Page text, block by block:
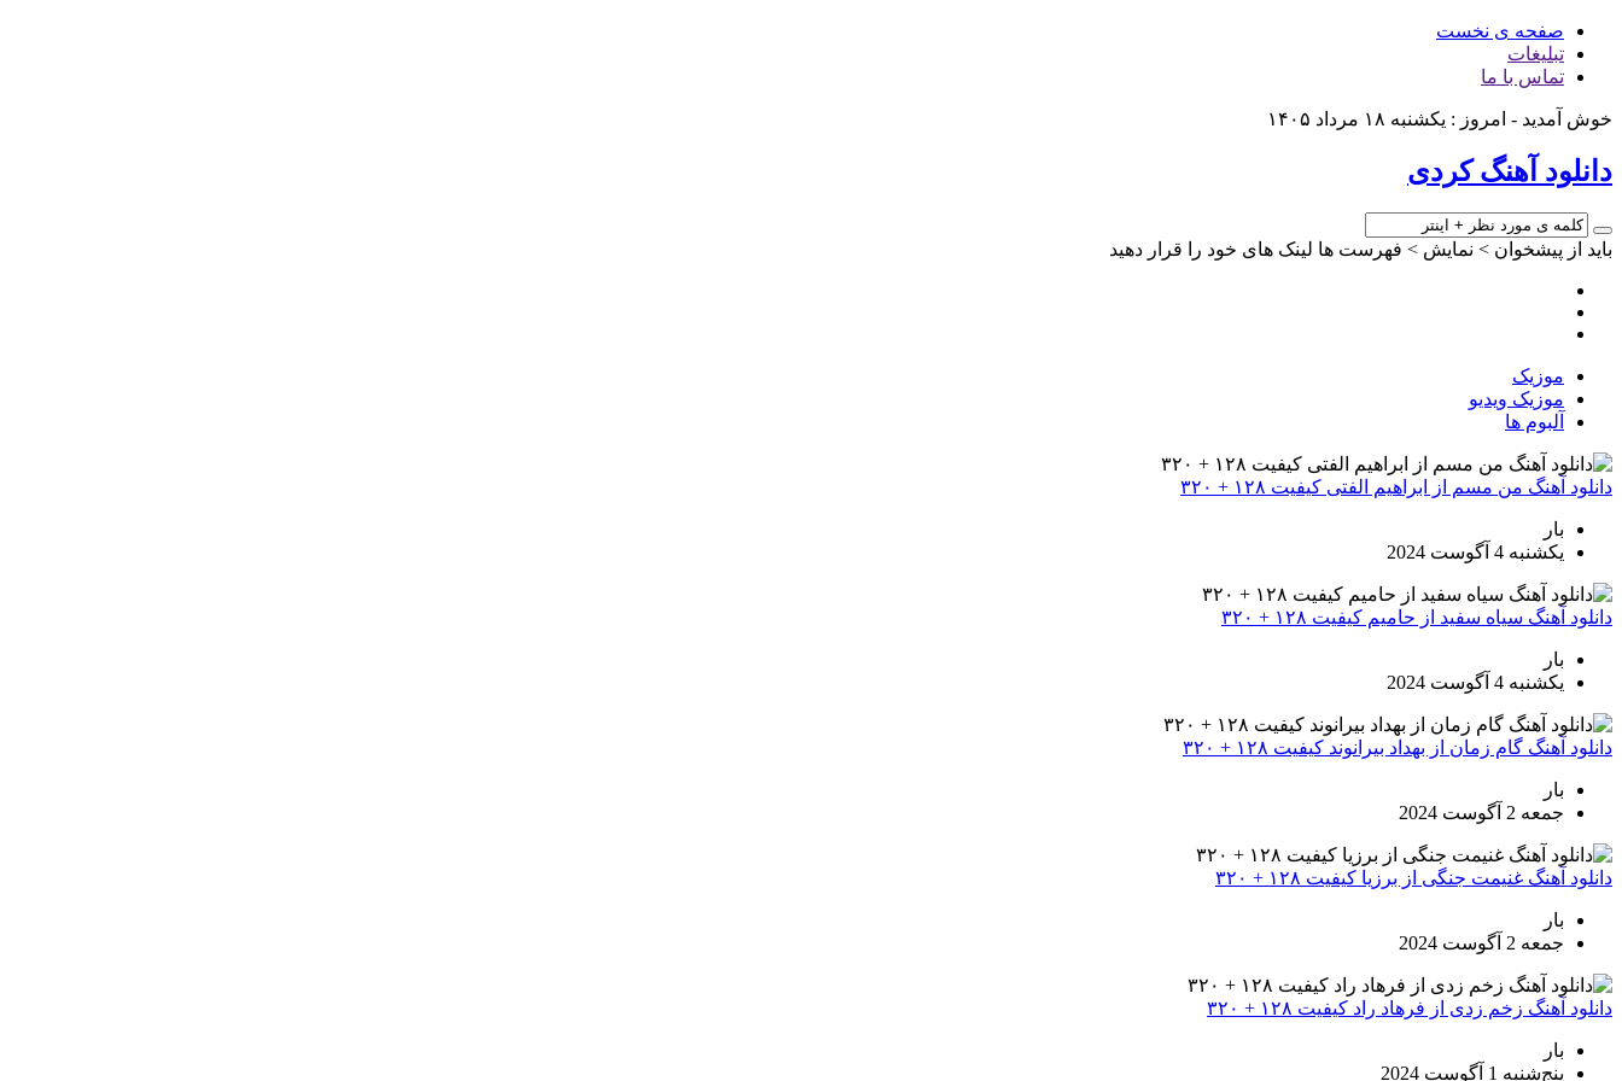
صفحه ی نخست
تبلیغات
تماس با ما
خوش آمدید - امروز : یکشنبه ۱۸ مرداد ۱۴۰۵
دانلود آهنگ کردی
باید از پیشخوان > نمایش > فهرست ها لینک های خود را قرار دهید
موزیک
موزیک ویدیو
آلبوم ها
دانلود آهنگ من مسم از ابراهیم الفتی کیفیت ۱۲۸ + ۳۲۰
بار
یکشنبه 4 آگوست 2024
دانلود آهنگ سیاه سفید از حامیم کیفیت ۱۲۸ + ۳۲۰
بار
یکشنبه 4 آگوست 2024
دانلود آهنگ گام زمان از بهداد بیرانوند کیفیت ۱۲۸ + ۳۲۰
بار
جمعه 2 آگوست 2024
دانلود آهنگ غنیمت جنگی از برزیا کیفیت ۱۲۸ + ۳۲۰
بار
جمعه 2 آگوست 2024
دانلود آهنگ زخم زدی از فرهاد راد کیفیت ۱۲۸ + ۳۲۰
بار
پنج‌شنبه 1 آگوست 2024